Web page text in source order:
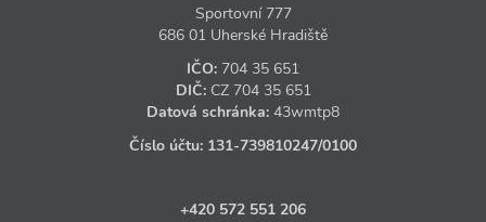
Sportovní 777
686 01 Uherské Hradiště
IČO: 704 35 651
DIČ: CZ 704 35 651
Datová schránka: 43wmtp8
Číslo účtu: 131‑739810247/0100
+420 572 551 206